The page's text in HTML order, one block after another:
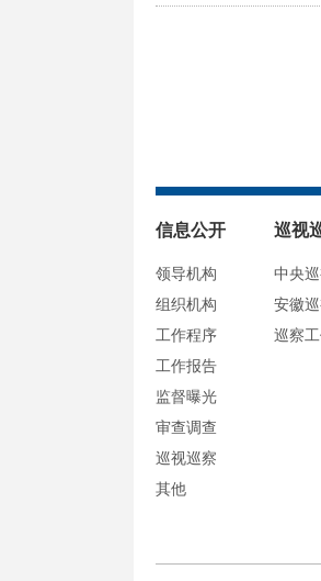
信息公开
领导机构
组织机构
工作程序
工作报告
监督曝光
审查调查
巡视巡察
其他
巡视
中央
安徽
巡察